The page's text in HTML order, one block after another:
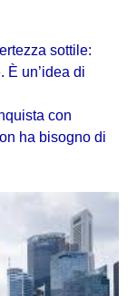
sottile:
È un’idea di
con
ha bisogno di